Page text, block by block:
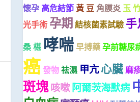
懷孕 高危結節黃 豆 角膜炎 玉
光手術 孕期 結核菌素試驗
桑 椹 哮喘早搏藥孕前糖尿
癌發物祛濕 甲亢心臟麻
斑塊咳嗽 阿爾茨海默病